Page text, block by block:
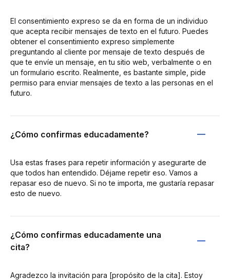
El consentimiento expreso se da en forma de un individuo
que acepta recibir mensajes de texto en el futuro. Puedes
obtener el consentimiento expreso simplemente
preguntando al cliente por mensaje de texto después de
que te envíe un mensaje, en tu sitio web, verbalmente o en
un formulario escrito. Realmente, es bastante simple, pide
permiso para enviar mensajes de texto a las personas en el
futuro.
¿Cómo confirmas educadamente?
Usa estas frases para repetir información y asegurarte de
que todos han entendido. Déjame repetir eso. Vamos a
repasar eso de nuevo. Si no te importa, me gustaría repasar
esto de nuevo.
¿Cómo confirmas educadamente una
cita?
Agradezco la invitación para [propósito de la cita]. Estoy